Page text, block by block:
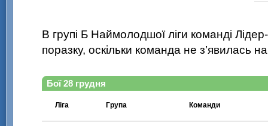
В групі Б Наймолодшої ліги команді
поразку, оскільки команда не з’явилась на
Бої 28 грудня
Ліга Група Команди